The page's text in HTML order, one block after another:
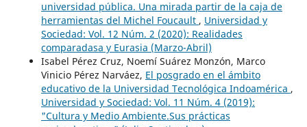
universidad pública. Una mirada partir de la caja de
herramientas del Michel Foucault , Universidad y
Sociedad: Vol. 12 Núm. 2 (2020): Realidades
comparadasa y Eurasia (Marzo-Abril)
Isabel Pérez Cruz, Noemí Suárez Monzón, Marco
Vinicio Pérez Narváez, El posgrado en el ámbito
educativo de la Universidad Tecnológica Indoamérica ,
Universidad y Sociedad: Vol. 11 Núm. 4 (2019):
"Cultura y Medio Ambiente.Sus prácticas